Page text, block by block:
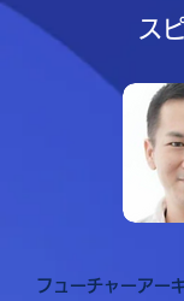
ス
フューチャーアー